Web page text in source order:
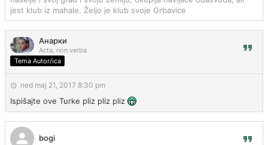
jest klub iz mahale. Željo je klub svoje Grbavice
Анарки
Acta, non verba
Tema Autor/ica
ned maj 21, 2017 8:30 pm
Ispišajte ove Turke pliz pliz pliz
bogi